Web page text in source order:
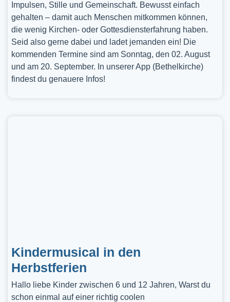
Impulsen, Stille und Gemeinschaft. Bewusst einfach
gehalten – damit auch Menschen mitkommen können,
die wenig Kirchen- oder Gottesdiensterfahrung haben.
Seid also gerne dabei und ladet jemanden ein! Die
kommenden Termine sind am Sonntag, den 02. August
und am 20. September. In unserer App (Bethelkirche)
findest du genauere Infos!
Kindermusical in den
Herbstferien
Hallo liebe Kinder zwischen 6 und 12 Jahren, Warst du
schon einmal auf einer richtig coolen